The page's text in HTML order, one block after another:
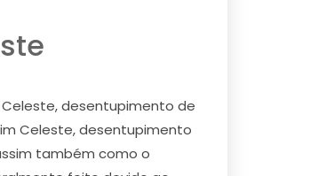
desentupimento de
Celeste, desentupimento
também como o